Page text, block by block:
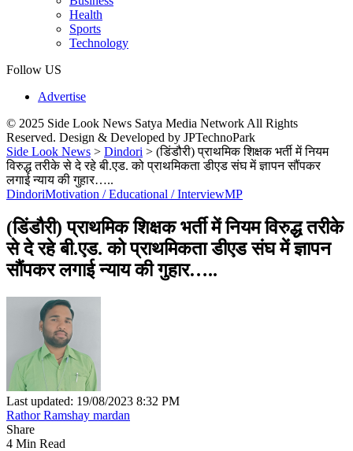
Health
Sports
Technology
Follow US
Advertise
© 2025 Side Look News Satya Media Network All Rights
Reserved. Design & Developed by JPTechnoPark
Side Look News > Dindori > (डिंडौरी) प्राथमिक शिक्षक भर्ती में नियम
विरुद्ध तरीके से दे रहे बी.एड. को प्राथमिकता डीएड संघ में ज्ञापन सौंपकर
लगाई न्याय की गुहार…..
DindoriMotivation / Educational / InterviewMP
(डिंडौरी) प्राथमिक शिक्षक भर्ती में नियम विरुद्ध तरीके
से दे रहे बी.एड. को प्राथमिकता डीएड संघ में ज्ञापन
सौंपकर लगाई न्याय की गुहार…..
Last updated: 19/08/2023 8:32 PM
Rathor Ramshay mardan
Share
4 Min Read